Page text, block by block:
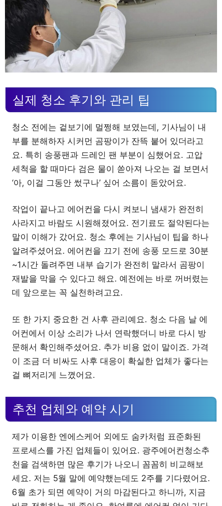
실제 청소 후기와 관리 팁
청소 전에는 겉보기에 멀쩡해 보였는데, 기사님이 내
부를 분해하자 시커먼 곰팡이가 잔뜩 붙어 있더라고
요. 특히 송풍팬과 드레인 팬 부분이 심했어요. 고압
세척을 할 때마다 검은 물이 쏟아져 나오는 걸 보면서
‘아, 이걸 그동안 썼구나’ 싶어 소름이 돋았어요.
작업이 끝나고 에어컨을 다시 켜보니 냄새가 완전히
사라지고 바람도 시원해졌어요. 전기료도 절약된다는
말이 이해가 갔어요. 청소 후에는 기사님이 팁을 하나
알려주셨어요. 에어컨을 끄기 전에 송풍 모드로 30분
~1시간 돌려주면 내부 습기가 완전히 말라서 곰팡이
재발을 막을 수 있다고 해요. 예전에는 바로 꺼버렸는
데 앞으로는 꼭 실천하려고요.
또 한 가지 중요한 건 사후 관리예요. 청소 다음 날 에
어컨에서 이상 소리가 나서 연락했더니 바로 다시 방
문해서 확인해주셨어요. 추가 비용 없이 말이죠. 가격
이 조금 더 비싸도 사후 대응이 확실한 업체가 좋다는
걸 뼈저리게 느꼈어요.
추천 업체와 예약 시기
제가 이용한 엔에스케어 외에도 숨카처럼 표준화된
프로세스를 가진 업체들이 있어요. 광주에어컨청소추
천을 검색하면 많은 후기가 나오니 꼼꼼히 비교해보
세요. 저는 5월 말에 예약했는데도 2주를 기다렸어요.
6월 초가 되면 예약이 거의 마감된다고 하니까, 지금